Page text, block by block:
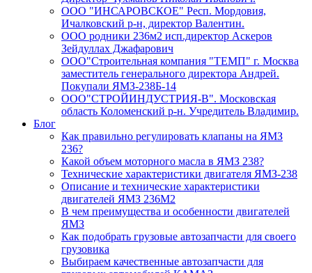
ООО "ИНСАРОВСКОЕ" Респ. Мордовия,
Ичалковский р-н, директор Валентин.
ООО родники 236м2 исп.директор Аскеров
Зейдуллах Джафарович
ООО"Строительная компания "ТЕМП" г. Москва
заместитель генерального директора Андрей.
Покупали ЯМЗ-238Б-14
ООО"СТРОЙИНДУСТРИЯ-В". Московская
область Коломенский р-н. Учредитель Владимир.
Блог
Как правильно регулировать клапаны на ЯМЗ
236?
Какой объем моторного масла в ЯМЗ 238?
Технические характеристики двигателя ЯМЗ-238
Описание и технические характеристики
двигателей ЯМЗ 236М2
В чем преимущества и особенности двигателей
ЯМЗ
Как подобрать грузовые автозапчасти для своего
грузовика
Выбираем качественные автозапчасти для